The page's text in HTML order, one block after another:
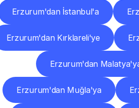
Erzurum'dan İstanbul'a
Erzurum'dan Kırklareli'ye
Erzurum'dan
Erzurum'dan Muğla'ya